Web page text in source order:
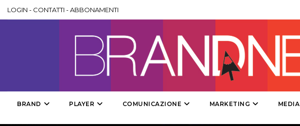
MOBILE
PROMOZIONI
LOGIN - CONTATTI -ABBONAMENTI
BRAND PLAYER COMUNICAZIONE MARKETING MEDIA